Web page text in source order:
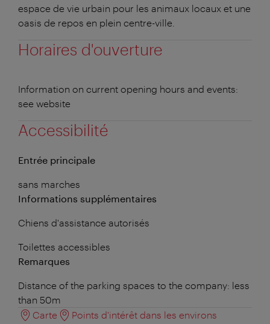
espace de vie urbain pour les animaux locaux et une
oasis de repos en plein centre-ville.
Horaires d'ouverture
Information on current opening hours and events:
see website
Accessibilité
Entrée principale
sans marches
Informations supplémentaires
Chiens d'assistance autorisés
Toilettes accessibles
Remarques
Distance of the parking spaces to the company: less
than 50m
Carte
Points d'intérêt dans les environs